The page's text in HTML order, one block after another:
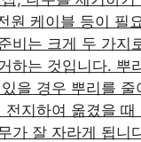
원 케이블 등이 필
비는 크게 두 가지
하는 것입니다. 뿌
을 경우 뿌리를 줄
전지하여 옮겼을 때
가 잘 자라게 됩니